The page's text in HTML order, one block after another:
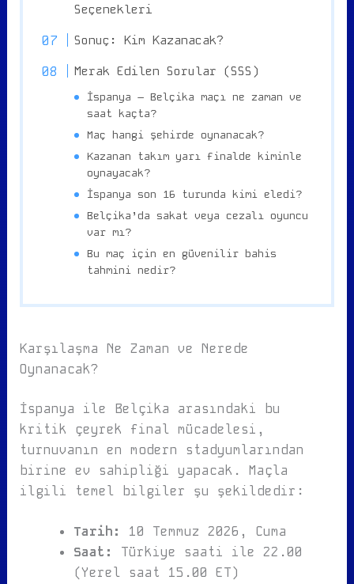
Seçenekleri
Sonuç: Kim Kazanacak?
Merak Edilen Sorular (SSS)
İspanya – Belçika maçı ne zaman ve
saat kaçta?
Maç hangi şehirde oynanacak?
Kazanan takım yarı finalde kiminle
oynayacak?
İspanya son 16 turunda kimi eledi?
Belçika’da sakat veya cezalı oyuncu
var mı?
Bu maç için en güvenilir bahis
tahmini nedir?
Karşılaşma Ne Zaman ve Nerede
Oynanacak?
İspanya ile Belçika arasındaki bu
kritik çeyrek final mücadelesi,
turnuvanın en modern stadyumlarından
birine ev sahipliği yapacak. Maçla
ilgili temel bilgiler şu şekildedir:
Tarih:
10 Temmuz 2026, Cuma
Saat:
Türkiye saati ile 22.00
(Yerel saat 15.00 ET)